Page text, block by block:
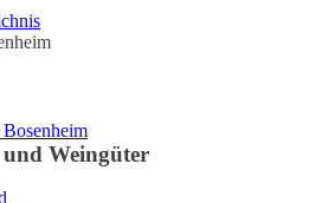
Bosenheim
Weingüter